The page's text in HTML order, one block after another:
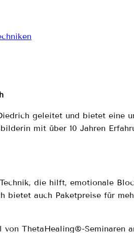
geleitet und bietet eine
mit über 10 Jahren
die hilft, emotionale
bietet auch Paketpreise für
ThetaHealing®-Seminaren